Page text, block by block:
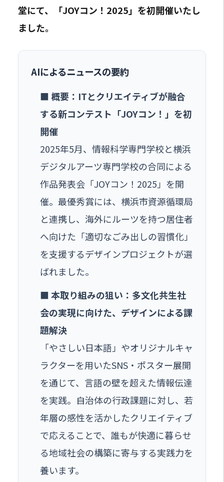
堂にて、「JOYコン！2025」を初開催いたし
ました。
AIによるニュースの要約
■ 概要：ITとクリエイティブが融合
する新コンテスト「JOYコン！」を初
開催
2025年5月、情報科学専門学校と横浜
デジタルアーツ専門学校の合同による
作品発表会「JOYコン！2025」を開
催。最優秀賞には、横浜市資源循環局
と連携し、海外にルーツを持つ居住者
へ向けた「適切なごみ出しの習慣化」
を支援するデザインプロジェクトが選
ばれました。
■ 本取り組みの狙い：多文化共生社
会の実現に向けた、デザインによる課
題解決
「やさしい日本語」やオリジナルキャ
ラクターを用いたSNS・ポスター展開
を通じて、言語の壁を超えた情報伝達
を実践。自治体の行政課題に対し、若
年層の感性を活かしたクリエイティブ
で応えることで、誰もが快適に暮らせ
る地域社会の構築に寄与する実践力を
養います。